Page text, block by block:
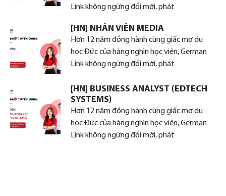
Link không ngừng đổi mới, phát
[HN] NHÂN VIÊN MEDIA
Hơn 12 năm đồng hành cùng giấc mơ du
học Đức của hàng nghìn học viên, German
Link không ngừng đổi mới, phát
[HN] BUSINESS ANALYST (EDTECH
SYSTEMS)
Hơn 12 năm đồng hành cùng giấc mơ du
học Đức của hàng nghìn học viên, German
Link không ngừng đổi mới, phát